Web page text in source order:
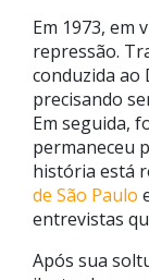
Em 1973, em
repressão.
conduzida ao
precisando
Em seguida,
permaneceu
história está
de São Paulo
entrevistas
Após sua